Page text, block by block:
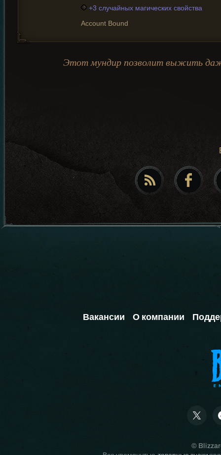
+3 случайных магических свойства
Account Bound
Этот мундир позволит выжить